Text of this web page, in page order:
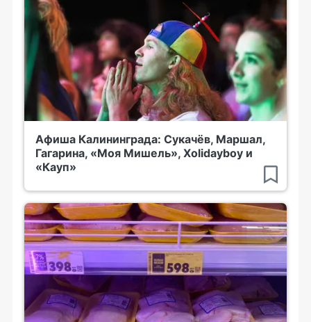
Афиша Калининграда: Сукачёв, Маршал,
Гагарина, «Моя Мишель», Xolidayboy и
«Кауп»